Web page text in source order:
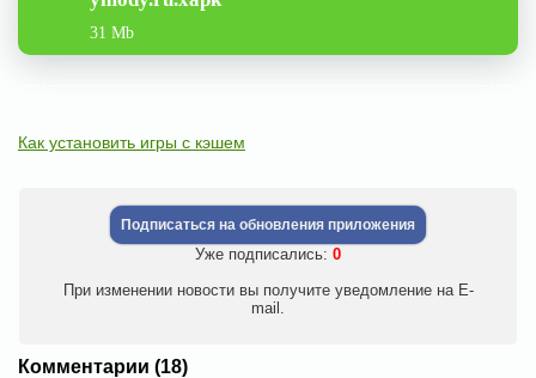
31 Mb
Как установить игры с кэшем
Подписаться на обновления приложения
Уже подписались: 0
При изменении новости вы получите уведомление на E-
mail.
Комментарии (18)